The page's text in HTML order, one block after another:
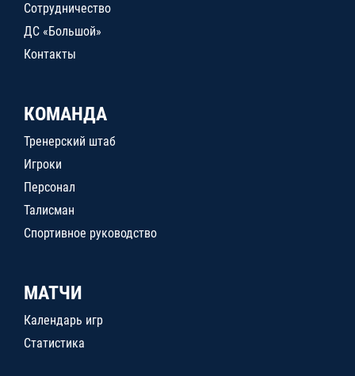
Сотрудничество
ДС «Большой»
Контакты
КОМАНДА
Тренерский штаб
Игроки
Персонал
Талисман
Спортивное руководство
МАТЧИ
Календарь игр
Статистика